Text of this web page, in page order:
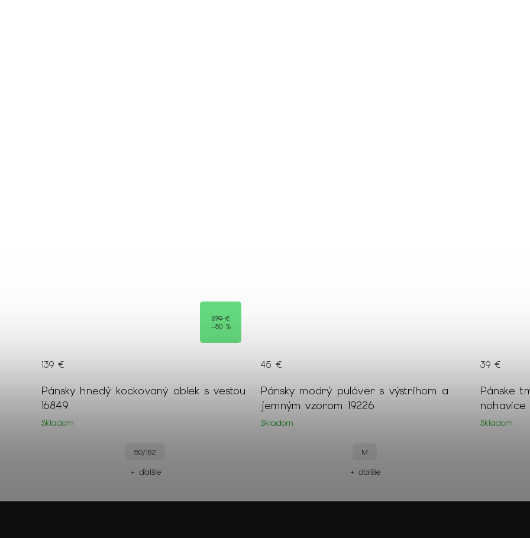
279 €
–50 %
Pánsky hnedý kockovaný oblek s vestou
16849
Skladom
139 €
50/182
+ ďalšie
Pánsky modrý pulóver s výstrihom a
jemným vzorom 19226
Skladom
45 €
M
+ ďalšie
Pánske
nohavice
Skladom
39 €